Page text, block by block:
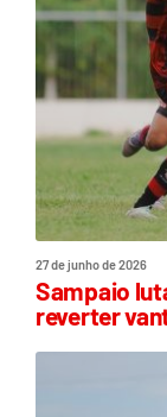
27 de junho de 2026
Sampaio
reverter